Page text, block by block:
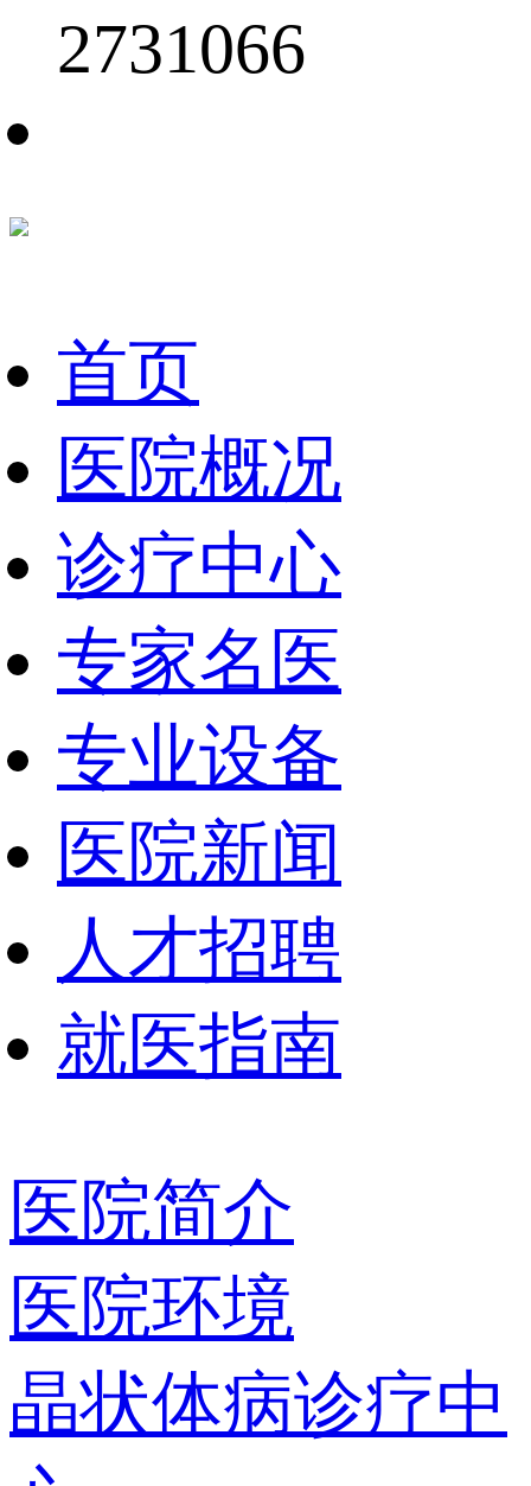
2731066
首页
医院概况
诊疗中心
专家名医
专业设备
医院新闻
人才招聘
就医指南
医院简介
医院环境
晶状体病诊疗中